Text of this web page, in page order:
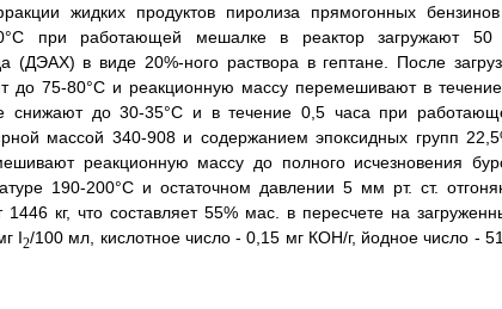
жидких продуктов пиролиза прямогонных
при работающей мешалке в реактор загружают 50
(ДЭАХ) в виде 20%-ного раствора в гептане. После
до 75-80°С и реакционную массу перемешивают в
снижают до 30-35°С и в течение 0,5 часа при
массой 340-908 и содержанием эпоксидных групп
реакционную массу до полного исчезновения
190-200°С и остаточном давлении 5 мм рт. ст.
кг, что составляет 55% мас. в пересчете на
I2/100 мл, кислотное число - 0,15 мг КОН/г, йодное число -